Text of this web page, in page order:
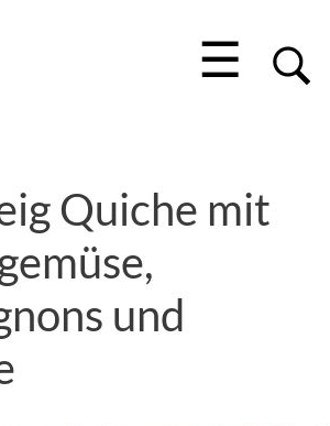
☰
Quiche mit
und